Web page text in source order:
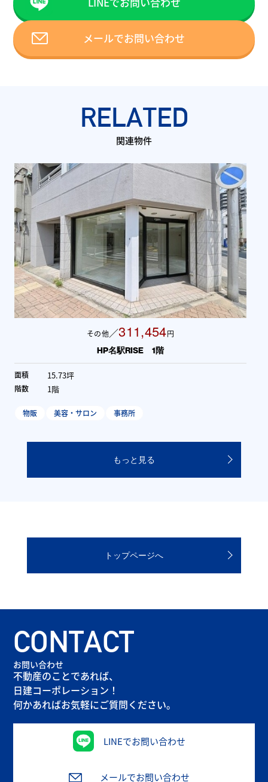
メールでお問い合わせ
RELATED
関連物件
その他／311,454円
HP名駅RISE 1階
面積 15.73坪
階数 1階
物販 美容・サロン 事務所
もっと見る
トップページへ
CONTACT
お問い合わせ
不動産のことであれば、
日建コーポレーション！
何かあればお気軽にご質問ください。
LINEでお問い合わせ
メールでお問い合わせ